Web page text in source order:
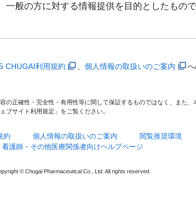
般の方に対する情報提供を目的としたもの
CHUGAI利用規約 、個人情報の取扱いのご案内 へ
正確性・完全性・有用性等に関して保証するものではなく、また
ブサイト利用規定」をご覧ください。
約 個人情報の取扱いのご案内 閲覧推奨環境
看護師・その他医療関係者向けヘルプページ
© Chugai Pharmaceutical Co., Ltd. All rights reserved.